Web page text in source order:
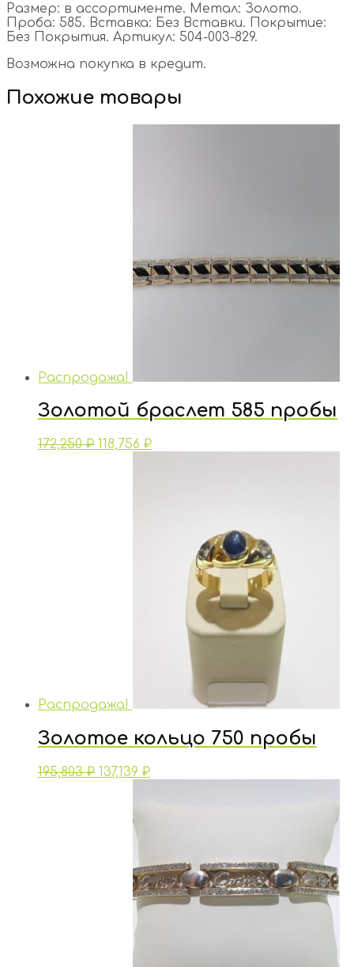
Размер: в ассортименте. Метал: Золото.
Проба: 585. Вставка: Без Вставки. Покрытие:
Без Покрытия. Артикул: 504-003-829.
Возможна покупка в кредит.
Похожие товары
Распродажа!
Золотой браслет 585 пробы
172,250₽ 118,756 ₽
Распродажа!
Золотое кольцо 750 пробы
195,803₽ 137,139 ₽